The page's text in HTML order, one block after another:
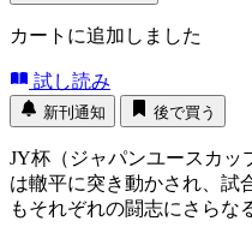
カートに追加しました
試し読み
新刊通知 後で買う
JY杯（ジャパンユースカッ
は轍平に突き動かされ、試
もそれぞれの闘志にさらな